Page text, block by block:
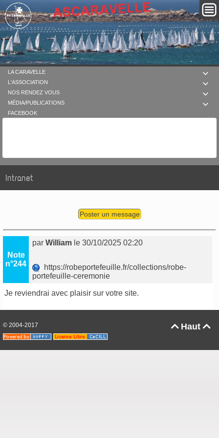

LA CARAVELLE

L'ASSOCIATION

NOS RENDEZ VOUS

MÉDIA/PUBLICATIONS
FACEBOOK
Intranet
Poster un message
Note
n°244
parWilliam le 30/10/2025 02:20
https://robeportefeuille.fr/collections/robe-
portefeuille-ceremonie
Je reviendrai avec plaisir sur votre site.
Haut 
© 2004-2017